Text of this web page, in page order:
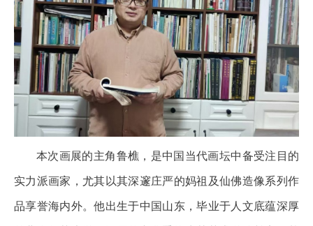
本次画展的主角鲁樵，是中国当代画坛中备受注目的
实力派画家，尤其以其深邃庄严的妈祖及仙佛造像系列作
品享誉海内外。他出生于中国山东，毕业于人文底蕴深厚